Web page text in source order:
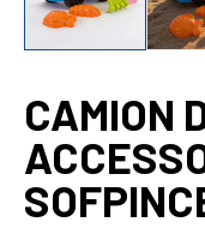
CAMION